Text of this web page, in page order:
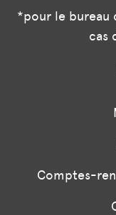
*pour le bureau
cas
Comptes-